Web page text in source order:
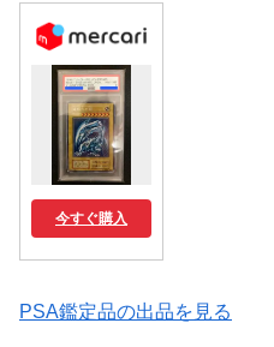
今すぐ購入
PSA鑑定品の出品を見る